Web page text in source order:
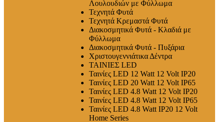
Λουλουδιών με Φύλλωμα
Τεχνητά Φυτά
Τεχνητά Κρεμαστά Φυτά
Διακοσμητικά Φυτά - Κλαδιά με
Φύλλωμα
Διακοσμητικά Φυτά - Πυξάρια
Χριστουγεννιάτικα Δέντρα
ΤΑΙΝΙΕΣ LED
Ταινίες LED 12 Watt 12 Volt IP20
Ταινίες LED 20 Watt 12 Volt IP65
Ταινίες LED 4.8 Watt 12 Volt IP20
Ταινίες LED 4.8 Watt 12 Volt IP65
Ταινίες LED 4.8 Watt IP20 12 Volt
Home Series